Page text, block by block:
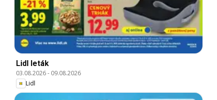
Lidl leták
03.08.2026- 09.08.2026
Lidl